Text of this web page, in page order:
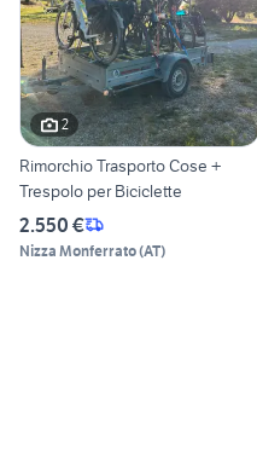
2
Rimorchio Trasporto Cose +
Trespolo per Biciclette
2.550 €
Nizza Monferrato(AT)